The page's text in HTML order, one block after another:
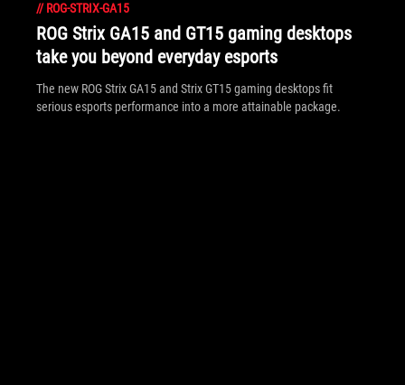
// ROG-STRIX-GA15
ROG Strix GA15 and GT15 gaming desktops
take you beyond everyday esports
The new ROG Strix GA15 and Strix GT15 gaming desktops fit
serious esports performance into a more attainable package.